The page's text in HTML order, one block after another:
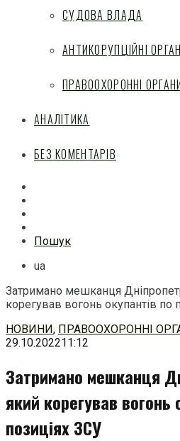
СУДОВА ВЛАДА
АНТИКОРУПЦІЙНІ
ПРАВООХОРОННІ
АНАЛІТИКА
БЕЗ КОМЕНТАРІВ
Пошук
ua
Затримано мешканця
корегував вогонь окупантів по
Перейти
до
НОВИНИ, ПРАВООХОРОННІ
29.10.202211:12
Затримано мешканця
який корегував вогонь
позиціях ЗСУ